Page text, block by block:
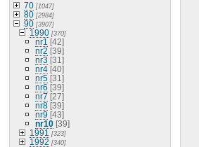
70[1047]
80[2984]
90[3907]
1990[370]
nr1 [42]
nr2 [39]
nr3 [31]
nr4[40]
nr5[31]
nr6 [39]
nr7 [27]
nr8[39]
nr9 [43]
nr10[39]
1991 [323]
1992 [340]